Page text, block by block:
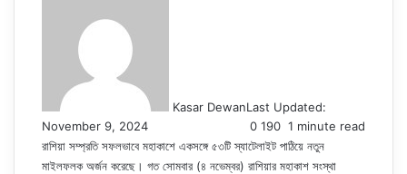
Kasar DewanLast Updated:
November 9, 2024
0 190 1 minute read
রাশিয়া সম্প্রতি সফলভাবে মহাকাশে একসঙ্গে ৫৩টি স্যাটেলাইট পাঠিয়ে নতুন
মাইলফলক অর্জন করেছে। গত সোমবার (৪ নভেম্বর) রাশিয়ার মহাকাশ সংস্থা